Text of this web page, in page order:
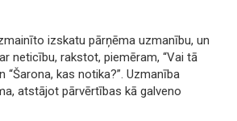
izskatu pārņēma uzmanību, un
neticību, rakstot, piemēram, “Vai tā
“Šarona, kas notika?”. Uzmanība
atstājot pārvērtības kā galveno